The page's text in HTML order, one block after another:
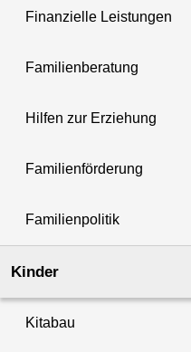
Finanzielle Leistungen
Familienberatung
Hilfen zur Erziehung
Familienförderung
Familienpolitik
Kinder
Kitabau